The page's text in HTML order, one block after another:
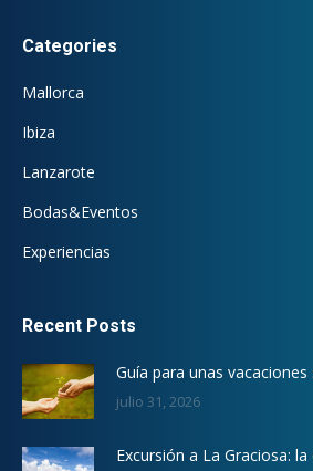
Categories
Mallorca
Ibiza
Lanzarote
Bodas&Eventos
Experiencias
Recent Posts
Guía para unas
julio 31, 2026
Excursión a La Graciosa: la